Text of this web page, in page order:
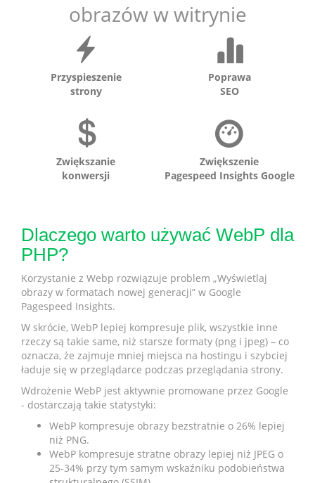
obrazów w witrynie
Przyspieszenie
strony
Poprawa
SEO
Zwiększanie
konwersji
Zwiększenie
Pagespeed Insights Google
Dlaczego warto używać WebP dla
PHP?
Korzystanie z Webp rozwiązuje problem „Wyświetlaj
obrazy w formatach nowej generacji” w Google
Pagespeed Insights.
W skrócie, WebP lepiej kompresuje plik, wszystkie inne
rzeczy są takie same, niż starsze formaty (png i jpeg) – co
oznacza, że zajmuje mniej miejsca na hostingu i szybciej
ładuje się w przeglądarce podczas przeglądania strony.
Wdrożenie WebP jest aktywnie promowane przez Google
- dostarczają takie statystyki:
WebP kompresuje obrazy bezstratnie o 26% lepiej
niż PNG.
WebP kompresuje stratne obrazy lepiej niż JPEG o
25-34% przy tym samym wskaźniku podobieństwa